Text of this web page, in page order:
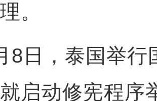
。
，泰国举行
启动修宪程序